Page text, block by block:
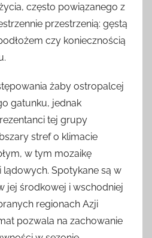
często powiązanego z
przestrzenią: gęstą
czy koniecznością
żaby ostropalcej
gatunku, jednak
tej grupy
stref o klimacie
w tym mozaikę
Spotykane są w
jej środkowej i wschodniej
regionach Azji
pozwala na zachowanie